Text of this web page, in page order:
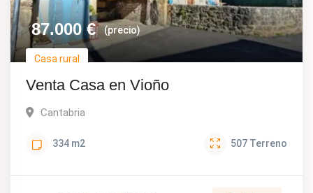
87.000€ (precio)
Casa rural
Venta Casa en Vioño
Cantabria
334 m2 507 Terreno